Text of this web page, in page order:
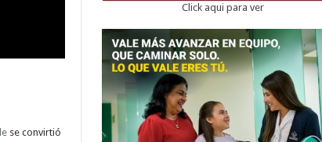
se convirtió
Click aqui para ver